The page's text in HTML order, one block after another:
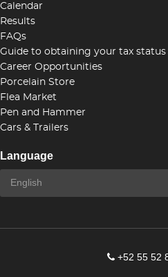
Calendar
Results
FAQs
Guide to obtaining your tax
Career Opportunities
Porcelain Store
Flea Market
Pen and Hammer
Cars & Trailers
Language
+52 55 52